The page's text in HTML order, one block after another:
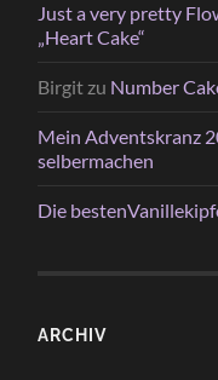
Just a very pretty
„Heart Cake“
Birgit zu Number
Mein Adventskranz
selbermachen
Die
ARCHIV